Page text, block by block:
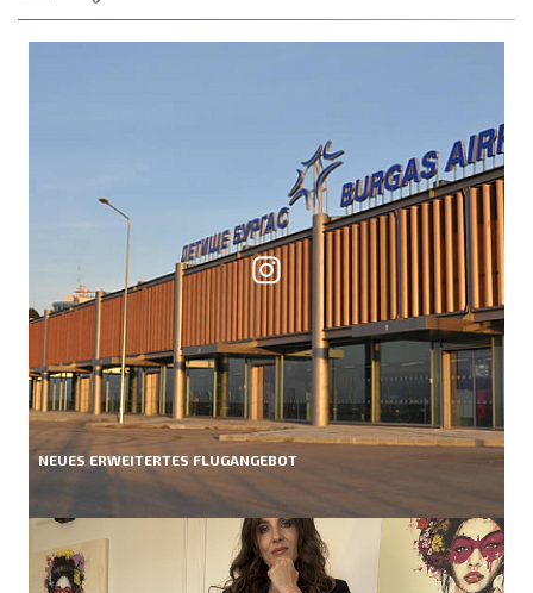
NEUES ERWEITERTES FLUGANGEBOT